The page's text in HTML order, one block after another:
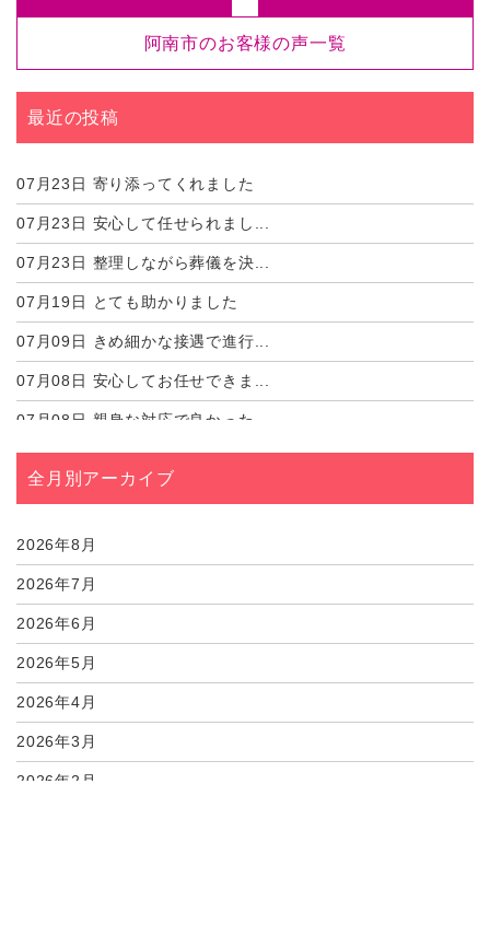
阿南市のお客様の声一覧
最近の投稿
07月23日 寄り添ってくれました
07月23日 安心して任せられまし...
07月23日 整理しながら葬儀を決...
07月19日 とても助かりました
07月09日 きめ細かな接遇で進行...
07月08日 安心してお任せできま...
07月08日 親身な対応で良かった...
07月01日心のこもった対応に感...
全月別アーカイブ
2026年8月
2026年7月
2026年6月
2026年5月
2026年4月
2026年3月
2026年2月